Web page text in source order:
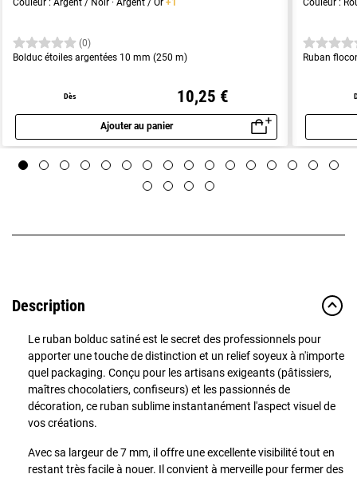
Couleur : Argent / Noir · Argent / Or +1
(0)
Bolduc étoiles argentées 10 mm (250 m)
Dès 10,25 €
Ajouter au panier
Aperçu rapide
Couleur :
Ruban
Description
Le ruban bolduc satiné est le secret des professionnels pour
apporter une touche de distinction et un relief soyeux à n'importe
quel packaging. Conçu pour les artisans exigeants (pâtissiers,
maîtres chocolatiers, confiseurs) et les passionnés de
décoration, ce ruban sublime instantanément l'aspect visuel de
vos créations.
Avec sa largeur de 7 mm, il offre une excellente visibilité tout en
restant très facile à nouer. Il convient à merveille pour fermer des